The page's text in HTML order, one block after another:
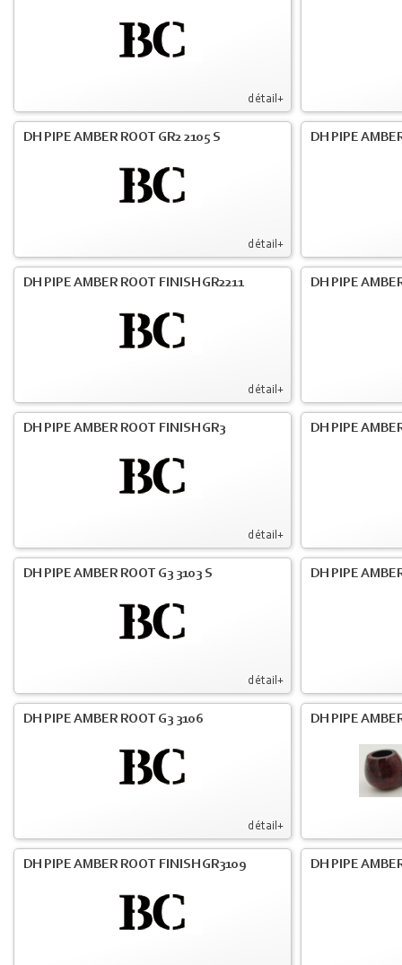
détail+
détail+
DH PIPE AMBER ROOT GR2 2105 S DH PIPE
détail+
DH PIPE AMBER ROOT FINISH GR2211 DH PIPE
détail+
DH PIPE AMBER ROOT FINISH GR3 DH PIPE
détail+
DH PIPE AMBER ROOT G3 3103 S DH PIPE
détail+
DH PIPE AMBER ROOT G3 3106 DH PIPE
DH PIPE AMBER ROOT FINISH GR3109 DH PIPE